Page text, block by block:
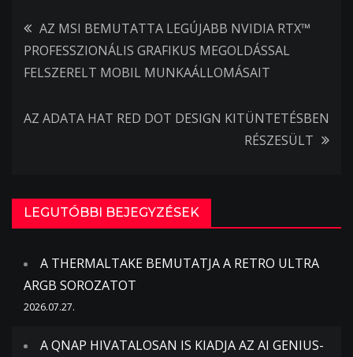
Bejegyzés
navigáció
AZ MSI BEMUTATTA LEGÚJABB NVIDIA RTX™
PROFESSZIONÁLIS GRAFIKUS MEGOLDÁSSAL
FELSZERELT MOBIL MUNKAÁLLOMÁSAIT
AZ ADATA HAT RED DOT DESIGN KITÜNTETÉSBEN
RÉSZESÜLT
LEGUTÓBBI BEJEGYZÉSEK
A THERMALTAKE BEMUTATJA A RETRO ULTRA
ARGB SOROZATOT
2026.07.27.
A QNAP HIVATALOSAN IS KIADJA AZ AI GENIUS-